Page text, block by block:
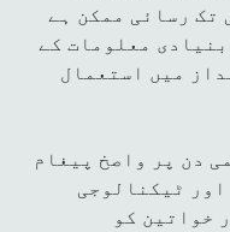
تک رسائی ممکن ہے
معلومات کے
میں استعمال
دن پر واصخ پیغام
اور ٹیکنالوجی
خواتین کو